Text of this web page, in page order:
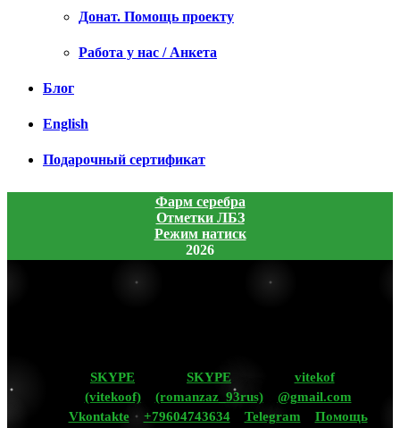
Донат. Помощь проекту
Работа у нас / Анкета
Блог
English
Подарочный сертификат
Фарм серебра
Отметки ЛБЗ
Режим натиск
2026
SKYPE
(vitekoof)
SKYPE
(romanzaz_93rus)
vitekof
@gmail.com
Vkontakte
+79604743634
Telegram
Помощь